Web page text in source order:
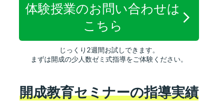
体験授業のお問い合わせは
こちら
じっくり2週間お試しできます。
まずは開成の少人数ゼミ式指導をご体験ください。
開成教育セミナーの指導実績